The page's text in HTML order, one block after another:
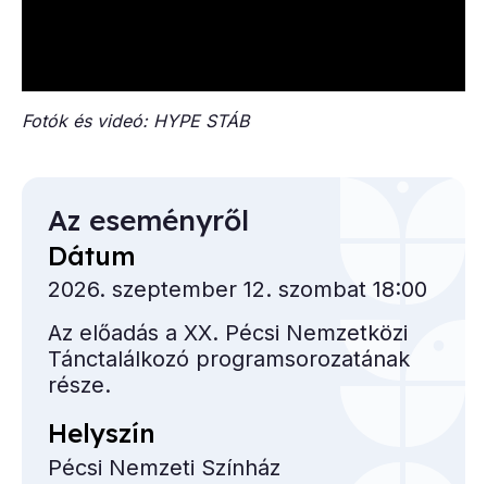
Fotók és videó: HYPE STÁB
Az eseményről
Dátum
2026. szeptember 12. szombat 18:00
Az előadás a XX. Pécsi Nemzetközi
Tánctalálkozó programsorozatának
része.
Helyszín
Pécsi Nemzeti Színház